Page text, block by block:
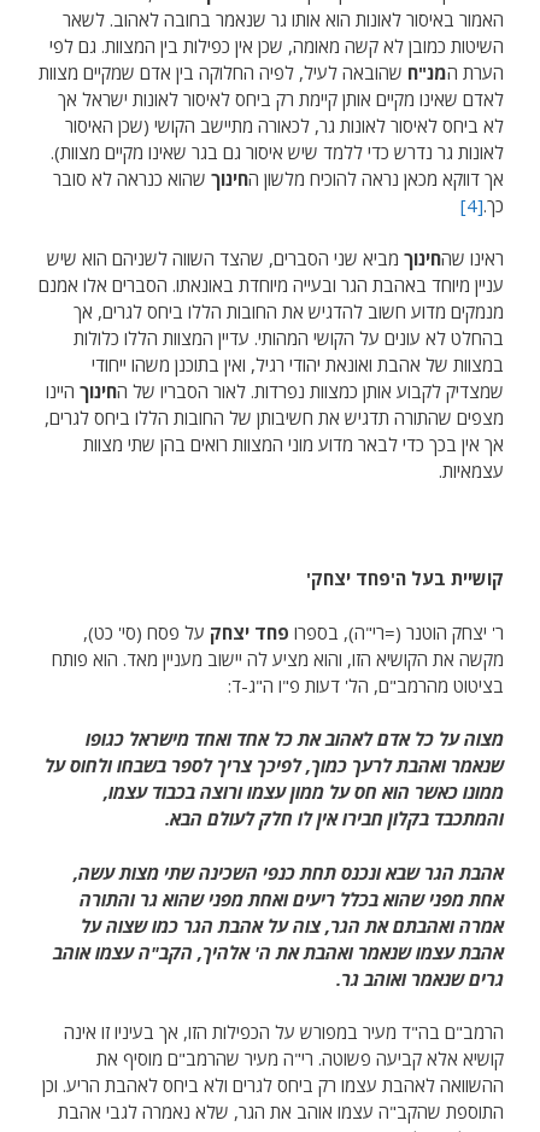
האמור באיסור לאונות הוא אותו גר שנאמר בחובה לאהוב. לשאר
השיטות כמובן לא קשה מאומה, שכן אין כפילות בין המצוות. גם לפי
הערת המנ"ח שהובאה לעיל, לפיה החלוקה בין אדם שמקיים מצוות
לאדם שאינו מקיים אותן קיימת רק ביחס לאיסור לאונות ישראל אך
לא ביחס לאיסור לאונות גר, לכאורה מתיישב הקושי (שכן האיסור
לאונות גר נדרש כדי ללמד שיש איסור גם בגר שאינו מקיים מצוות).
אך דווקא מכאן נראה להוכיח מלשון החינוך שהוא כנראה לא סובר
כך.[4]
ראינו שהחינוך מביא שני הסברים, שהצד השווה לשניהם הוא שיש
עניין מיוחד באהבת הגר ובעייה מיוחדת באונאתו. הסברים אלו אמנם
מנמקים מדוע חשוב להדגיש את החובות הללו ביחס לגרים, אך
בהחלט לא עונים על הקושי המהותי. עדיין המצוות הללו כלולות
במצוות של אהבת ואונאת יהודי רגיל, ואין בתוכנן משהו ייחודי
שמצדיק לקבוע אותן כמצוות נפרדות. לאור הסבריו של החינוך היינו
מצפים שהתורה תדגיש את חשיבותן של החובות הללו ביחס לגרים,
אך אין בכך כדי לבאר מדוע מוני המצוות רואים בהן שתי מצוות
עצמאיות.
קושיית בעל ה'פחד יצחק'
ר' יצחק הוטנר (=רי"ה), בספרו פחד יצחק על פסח (סי' כט),
מקשה את הקושיא הזו, והוא מציע לה יישוב מעניין מאד. הוא פותח
בציטוט מהרמב"ם, הל' דעות פ"ו ה"ג-ד:
מצוה על כל אדם לאהוב את כל אחד ואחד מישראל כגופו
שנאמר ואהבת לרעך כמוך, לפיכך צריך לספר בשבחו ולחוס על
ממונו כאשר הוא חס על ממון עצמו ורוצה בכבוד עצמו,
והמתכבד בקלון חבירו אין לו חלק לעולם הבא.
אהבת הגר שבא ונכנס תחת כנפי השכינה שתי מצות עשה,
אחת מפני שהוא בכלל ריעים ואחת מפני שהוא גר והתורה
אמרה ואהבתם את הגר, צוה על אהבת הגר כמו שצוה על
אהבת עצמו שנאמר ואהבת את ה' אלהיך, הקב"ה עצמו אוהב
גרים שנאמר ואוהב גר.
הרמב"ם בה"ד מעיר במפורש על הכפילות הזו, אך בעיניו זו אינה
קושיא אלא קביעה פשוטה. רי"ה מעיר שהרמב"ם מוסיף את
ההשוואה לאהבת עצמו רק ביחס לגרים ולא ביחס לאהבת הריע. וכן
התוספת שהקב"ה עצמו אוהב את הגר, שלא נאמרה לגבי אהבת